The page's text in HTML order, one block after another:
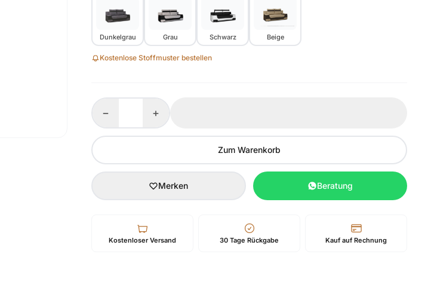
Dunkelgrau Grau Schwarz Beige
Kostenlose Stoffmuster bestellen
− +
Zum Warenkorb
Merken Beratung
Kostenloser Versand 30 Tage Rückgabe Kauf auf Rechnung